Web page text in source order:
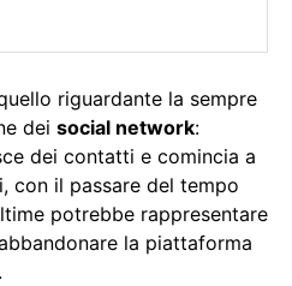
riguardante la sempre
dei social network:
dei contatti e comincia a
con il passare del tempo
potrebbe rappresentare
la piattaforma